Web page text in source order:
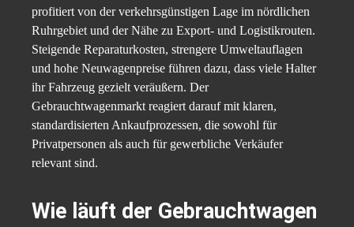
profitiert von der verkehrsgünstigen Lage im nördlichen
Ruhrgebiet und der Nähe zu Export- und Logistikrouten.
Steigende Reparaturkosten, strengere Umweltauflagen
und hohe Neuwagenpreise führen dazu, dass viele Halter
ihr Fahrzeug gezielt veräußern. Der
Gebrauchtwagenmarkt reagiert darauf mit klaren,
standardisierten Ankaufprozessen, die sowohl für
Privatpersonen als auch für gewerbliche Verkäufer
relevant sind.
Wie läuft der Gebrauchtwagen